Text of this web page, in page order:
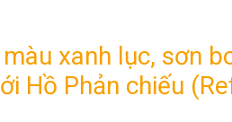
xanh lục, sơn
Hồ Phản chiếu